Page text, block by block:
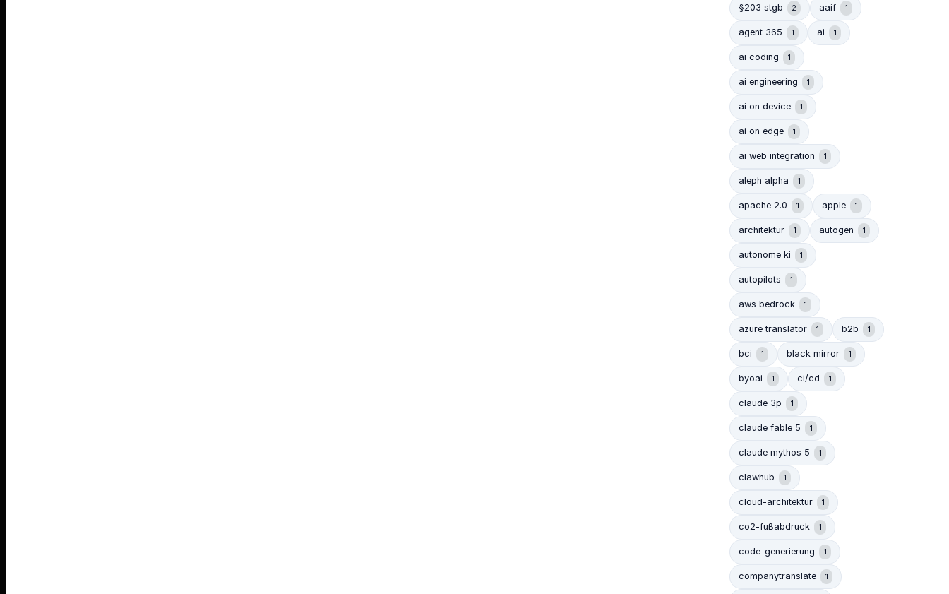
§203 stgb 2 aaif 1
agent 365 1 ai 1
ai coding 1
ai engineering 1
ai on device 1
ai on edge 1
ai web integration 1
aleph alpha 1
apache 2.0 1 apple 1
architektur 1 autogen 1
autonome ki 1
autopilots 1
aws bedrock 1
azure translator 1 b2b 1
bci 1 black mirror 1
byoai 1 ci/cd 1
claude 3p 1
claude fable 5 1
claude mythos 5 1
clawhub 1
cloud-architektur 1
co2-fußabdruck 1
code-generierung 1
companytranslate 1